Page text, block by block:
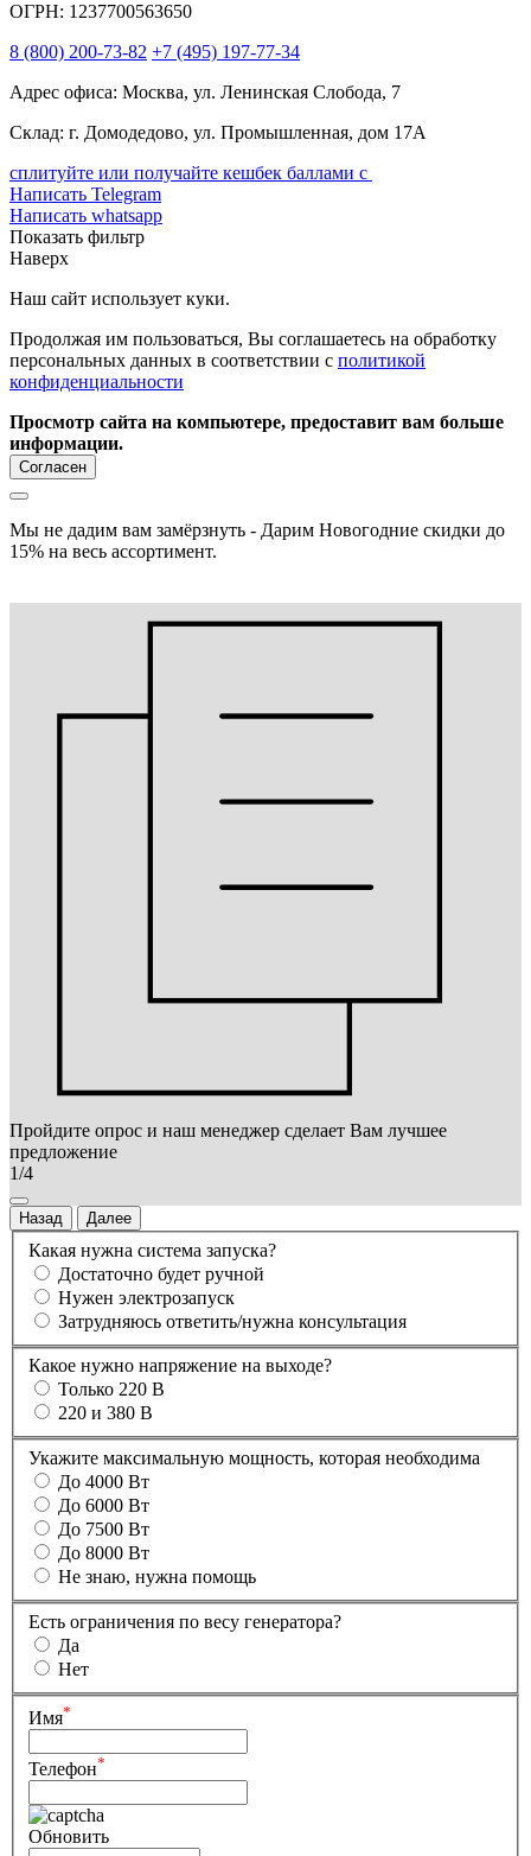
ОГРН: 1237700563650
8 (800) 200-73-82 +7 (495) 197-77-34
Адрес офиса: Москва, ул. Ленинская Слобода, 7
Склад: г. Домодедово, ул. Промышленная, дом 17А
сплитуйте или получайте кешбек баллами с
Написать Telegram
Написать whatsapp
Показать фильтр
Наверх
Наш сайт использует куки.
Продолжая им пользоваться, Вы соглашаетесь на обработку
персональных данных в соответствии с политикой
конфиденциальности
Просмотр сайта на компьютере, предоставит вам больше
информации.
Согласен
Мы не дадим вам замёрзнуть - Дарим Новогодние скидки до
15% на весь ассортимент.
Пройдите опрос и наш менеджер сделает Вам лучшее
предложение
1/4
Назад Далее
Какая нужна система запуска?
Достаточно будет ручной
Нужен электрозапуск
Затрудняюсь ответить/нужна консультация
Какое нужно напряжение на выходе?
Только 220 В
220 и 380 В
Укажите максимальную мощность, которая необходима
До 4000 Вт
До 6000 Вт
До 7500 Вт
До 8000 Вт
Не знаю, нужна помощь
Есть ограничения по весу генератора?
Да
Нет
Имя*
Телефон*
Обновить